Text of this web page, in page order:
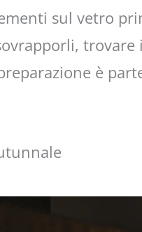
sul vetro
è